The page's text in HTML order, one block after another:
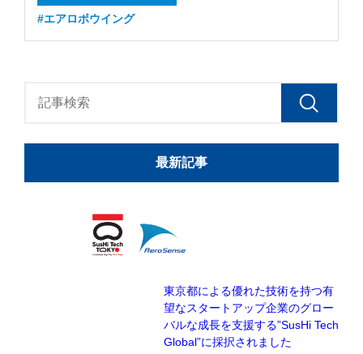
#エアロボウイング
最新記事
東京都による優れた技術を持つ有
望なスタートアップ企業のグロー
バルな成長を支援する”SusHi Tech
Global”に採択されました